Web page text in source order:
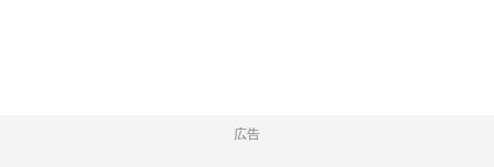
広告